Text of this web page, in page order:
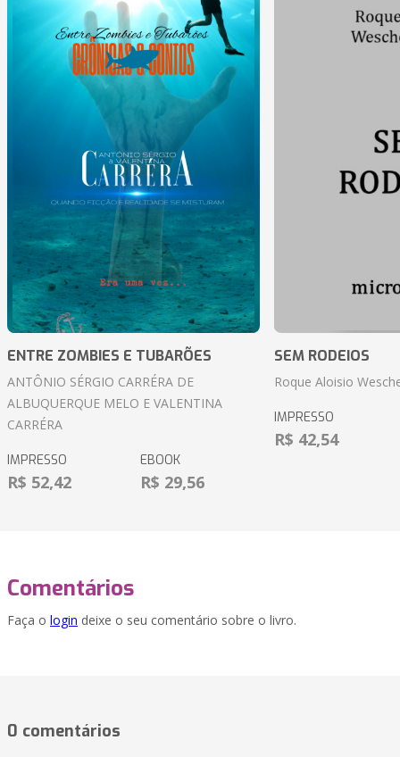
ENTRE ZOMBIES E TUBARÕES
ANTÔNIO SÉRGIO CARRÉRA DE
ALBUQUERQUE MELO E VALENTINA
CARRÉRA
IMPRESSO
R$ 52,42
EBOOK
R$ 29,56
SEM RODEIOS
Roque Aloisio
IMPRESSO
R$ 42,54
Comentários
Faça o login deixe o seu comentário sobre o livro.
0 comentários